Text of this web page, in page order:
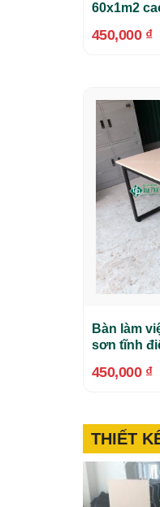
60x1m2
450,000 ₫
Bàn làm
sơn tĩnh
450,000 ₫
THIẾT